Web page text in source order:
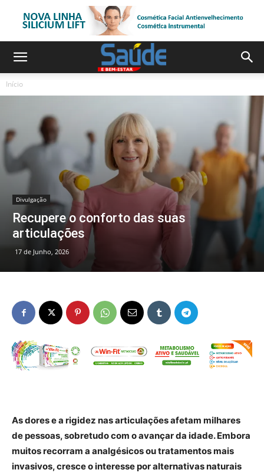
Início
Divulgação
Recupere o conforto das suas
articulações
17 de Junho, 2026
As dores e a rigidez nas articulações afetam milhares
de pessoas, sobretudo com o avançar da idade. Embora
muitos recorram a analgésicos ou tratamentos mais
invasivos, cresce o interesse por alternativas naturais